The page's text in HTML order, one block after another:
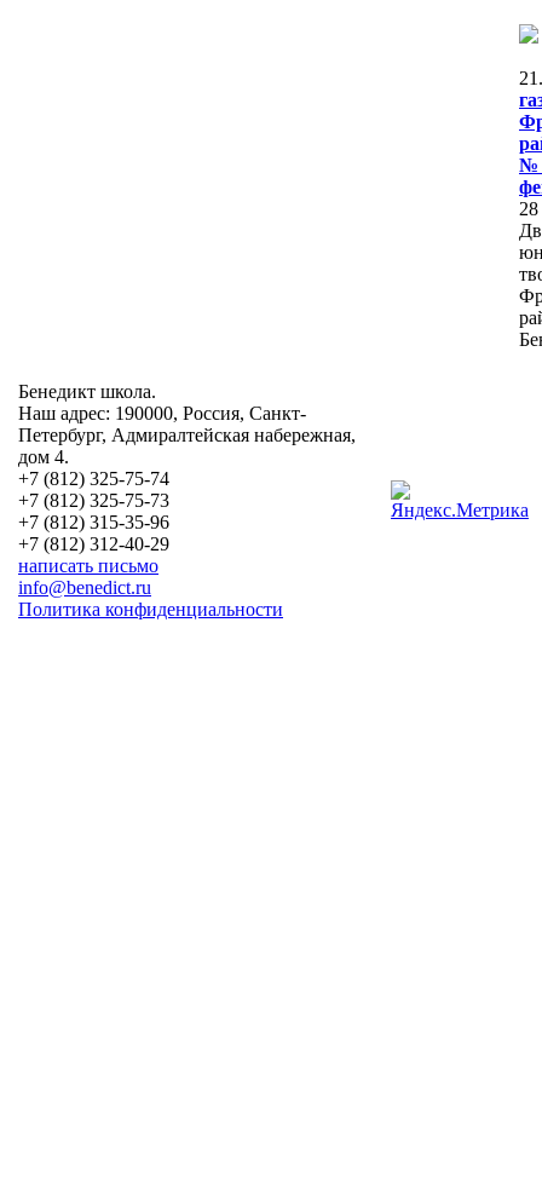
№
Бенедикт школа.
Наш адрес: 190000, Россия, Санкт-
Петербург, Адмиралтейская набережная,
дом 4.
+7 (812) 325-75-74
+7 (812) 325-75-73
+7 (812) 315-35-96
+7 (812) 312-40-29
написать письмо
info@benedict.ru
Политика конфиденциальности